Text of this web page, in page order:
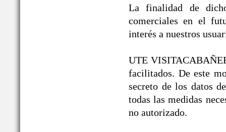
La finalidad de
comerciales en el
interés a nuestros
UTE
facilitados. De este
secreto de los datos
todas las medidas
no autorizado.